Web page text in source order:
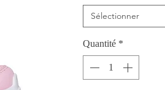
Sélectionner
Quantité *